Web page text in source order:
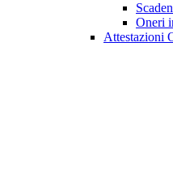
Oneri
Attestazioni